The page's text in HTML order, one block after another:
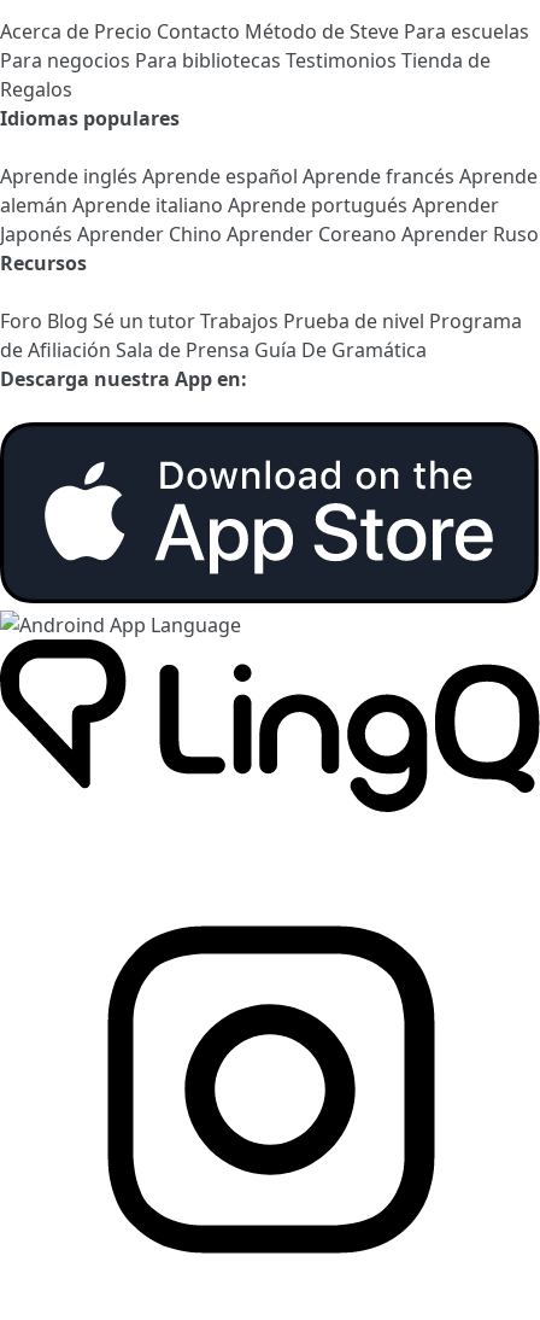
Acerca de Precio Contacto Método de Steve Para escuelas
Para negocios Para bibliotecas Testimonios Tienda de
Regalos
Idiomas populares
Aprende inglés Aprende español Aprende francés Aprende
alemán Aprende italiano Aprende portugués Aprender
Japonés Aprender Chino Aprender Coreano Aprender Ruso
Recursos
Foro Blog Sé un tutorTrabajos Prueba de nivel Programa
de Afiliación Sala de Prensa Guía De Gramática
Descarga nuestra App en: